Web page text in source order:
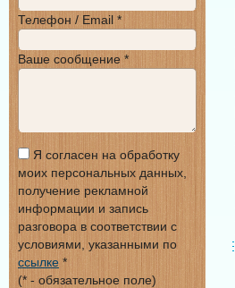
Телефон / Email *
Ваше сообщение *
Я согласен на обработку
моих персональных данных,
получение рекламной
информации и запись
разговора в соответствии с
условиями, указанными по
ссылке *
(* - обязательное поле)